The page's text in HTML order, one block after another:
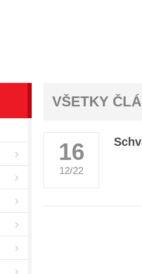
VŠETKY
16
12/22